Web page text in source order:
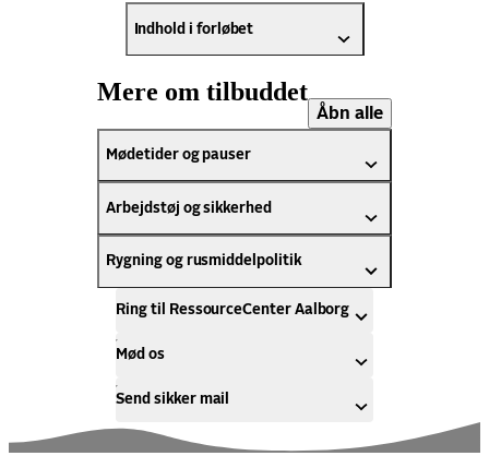
Indhold i forløbet
Mere om tilbuddet
Åbn alle
Mødetider og pauser
Arbejdstøj og sikkerhed
Rygning og rusmiddelpolitik
Ring til RessourceCenter Aalborg
Mød os
Send sikker mail